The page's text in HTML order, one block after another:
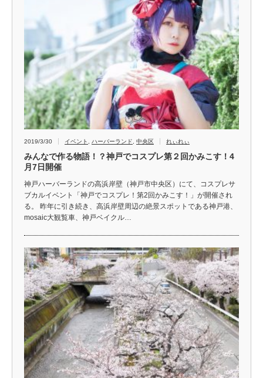
2019/3/30 イベント ハーバーランド 中央区 れぃれぃ
みんなで作る物語！？神戸でコスプレ第２回かみこす！4
月7日開催
神戸ハーバーランドの高浜岸壁（神戸市中央区）にて、コスプレサ
ブカルイベント「神戸でコスプレ！第2回かみこす！」が開催され
る。 昨年に引き続き、高浜岸壁周辺の絶景スポットである神戸港、
mosaic大観覧車、神戸ベイクル…